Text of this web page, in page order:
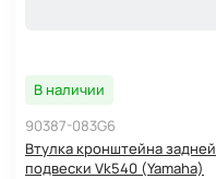
В наличии
90387-083G6
Втулка кронштейна задней
подвески Vk540 (Yamaha)